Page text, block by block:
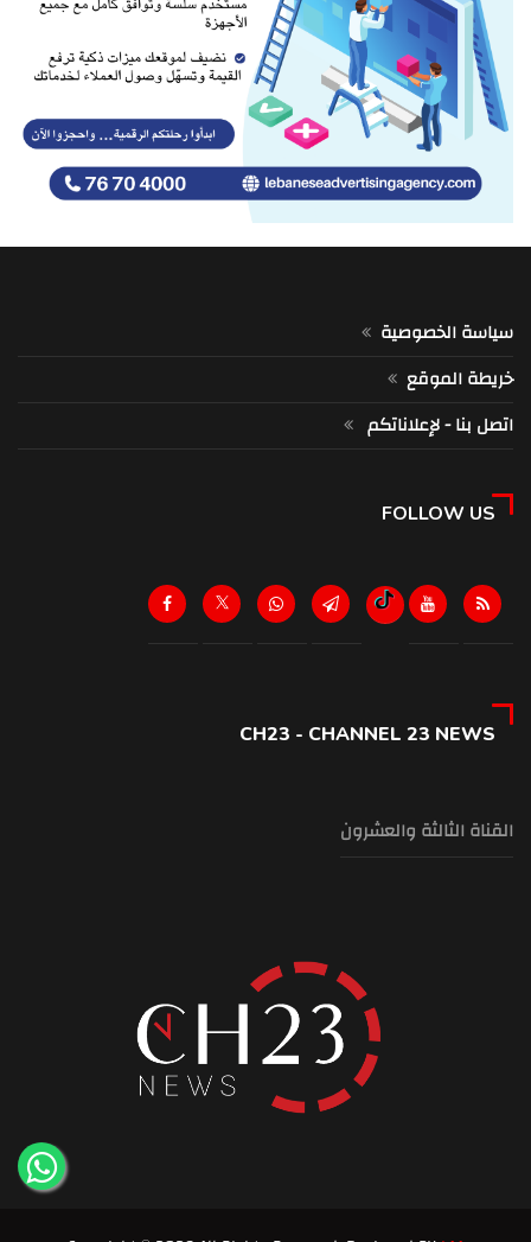
سياسة الخصوصية
خريطة الموقع
اتصل بنا - لإعلاناتكم
FOLLOW US
CH23 - CHANNEL 23 NEWS
القناة الثالثة والعشرون